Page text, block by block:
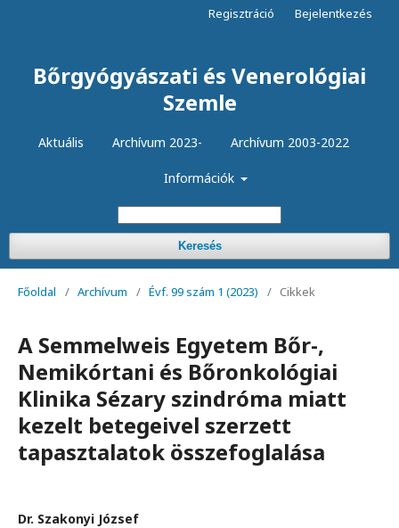
Bőrgyógyászati és Venerológiai
Szemle
Aktuális Archívum 2023- Archívum 2003-2022
Információk
Keresés
Regisztráció Bejelentkezés
Főoldal / Archívum / Évf. 99 szám 1 (2023) / Cikkek
A Semmelweis Egyetem Bőr-,
Nemikórtani és Bőronkológiai
Klinika Sézary szindróma miatt
kezelt betegeivel szerzett
tapasztalatok összefoglalása
Dr. Szakonyi József